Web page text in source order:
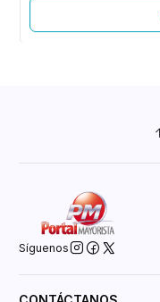
Síguenos